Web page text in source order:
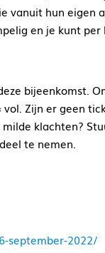
vanuit hun eigen
en je kunt per
bijeenkomst.
Zijn er geen
klachten?
te nemen.
september-2022/